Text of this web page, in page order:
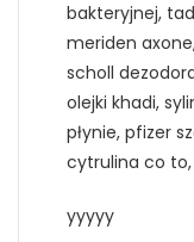
bakteryjnej,
meriden
scholl
olejki khadi,
płynie, pfizer
cytrulina co
yyyyy